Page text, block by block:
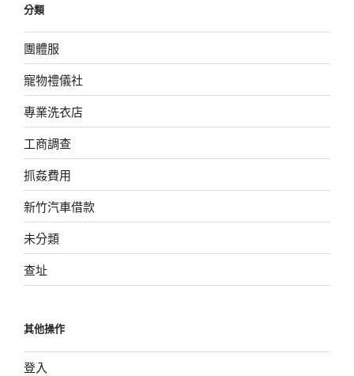
分類
團體服
寵物禮儀社
專業洗衣店
工商調查
抓姦費用
新竹汽車借款
未分類
查址
其他操作
登入